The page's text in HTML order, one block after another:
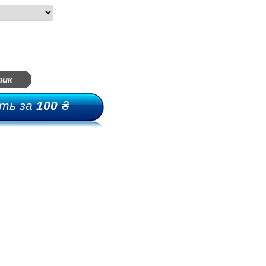
за100₴